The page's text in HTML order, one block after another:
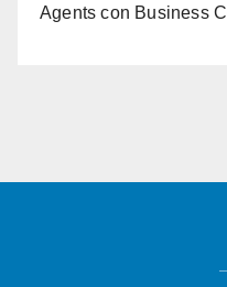
Agents con Business